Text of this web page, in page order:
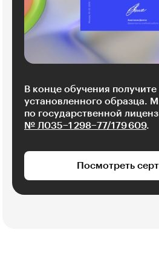
В конце обучения
установленного образца.
по государственной
№ Л035−1 298−77/179 609.
Посмотреть